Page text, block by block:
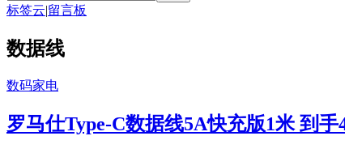
标签云|留言板
数据线
数码家电
罗马仕Type-C数据线5A快充版1米 到手